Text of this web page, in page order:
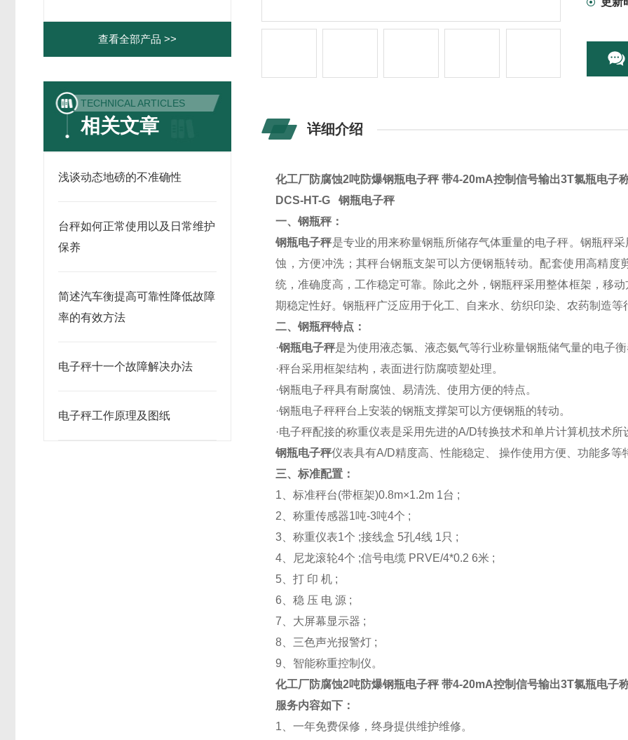
查看全部产品 >>
TECHNICAL ARTICLES
相关文章
浅谈动态地磅的不准确性
台秤如何正常使用以及日常维护
保养
简述汽车衡提高可靠性降低故障
率的有效方法
电子秤十一个故障解决办法
电子秤工作原理及图纸
详细介绍
化工厂防腐蚀2吨防爆钢瓶电子秤 带4-20mA控制信号输出3T氯瓶电子
DCS-HT-G 钢瓶电子秤
一、钢瓶秤：
钢瓶电子秤是专业的用来称量钢瓶所储存气体重量的电子秤。钢瓶秤
蚀，方便冲洗；其秤台钢瓶支架可以方便钢瓶转动。配套使用高精
统，准确度高，工作稳定可靠。除此之外，钢瓶秤采用整体框架，移
期稳定性好。钢瓶秤广泛应用于化工、自来水、纺织印染、农药制造等
二、钢瓶秤特点：
·钢瓶电子秤是为使用液态氯、液态氨气等行业称量钢瓶储气量的电子衡
·秤台采用框架结构，表面进行防腐喷塑处理。
·钢瓶电子秤具有耐腐蚀、易清洗、使用方便的特点。
·钢瓶电子秤秤台上安装的钢瓶支撑架可以方便钢瓶的转动。
·电子秤配接的称重仪表是采用先进的A/D转换技术和单片计算机技术所
钢瓶电子秤仪表具有A/D精度高、性能稳定、 操作使用方便、功能多等
三、标准配置：
1、标准秤台(带框架)0.8m×1.2m 1台 ;
2、称重传感器1吨-3吨4个 ;
3、称重仪表1个 ;接线盒 5孔4线 1只 ;
4、尼龙滚轮4个 ;信号电缆 PRVE/4*0.2 6米 ;
5、打 印 机 ;
6、稳 压 电 源 ;
7、大屏幕显示器 ;
8、三色声光报警灯 ;
9、智能称重控制仪。
化工厂防腐蚀2吨防爆钢瓶电子秤 带4-20mA控制信号输出3T氯瓶电子
服务内容如下：
1、一年免费保修，终身提供维护维修。